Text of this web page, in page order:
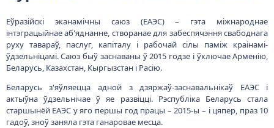
Еўразійскі эканамічны саюз (ЕАЭС) – гэта міжнароднае
інтэграцыйнае аб'яднанне, створанае для забеспячэння свабоднага
руху тавараў, паслуг, капіталу і рабочай сілы паміж краінамі-
ўдзельніцамі. Саюз быў заснаваны ў 2015 годзе і ўключае Арменію,
Беларусь, Казахстан, Кыргызстан і Расію.
Беларусь з'яўляецца адной з дзяржаў-заснавальнікаў ЕАЭС і
актыўна ўдзельнічае ў яе развіцці. Рэспубліка Беларусь стала
старшынёй ЕАЭС у яго першы год працы – 2015-ы – і цяпер, праз 10
гадоў, зноў заняла гэта ганаровае месца.